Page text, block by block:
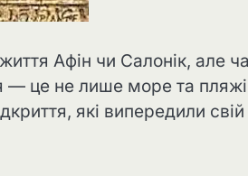
Афін чи Салонік, але
— це не лише море та
які випередили